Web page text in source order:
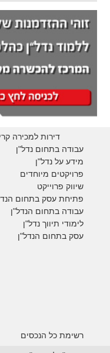
דירות למכירה
עבודה בתחום נדל"ן
מידע על נדל"ן
פרויקטים מיוחדים
שיווק פרוייקט
פתיחת עסק בתחום
עבודה בתחום הנדל"ן
לימודי תיווך נדל"ן
עסק בתחום הנדל"ן
רשימת כל הנכסים